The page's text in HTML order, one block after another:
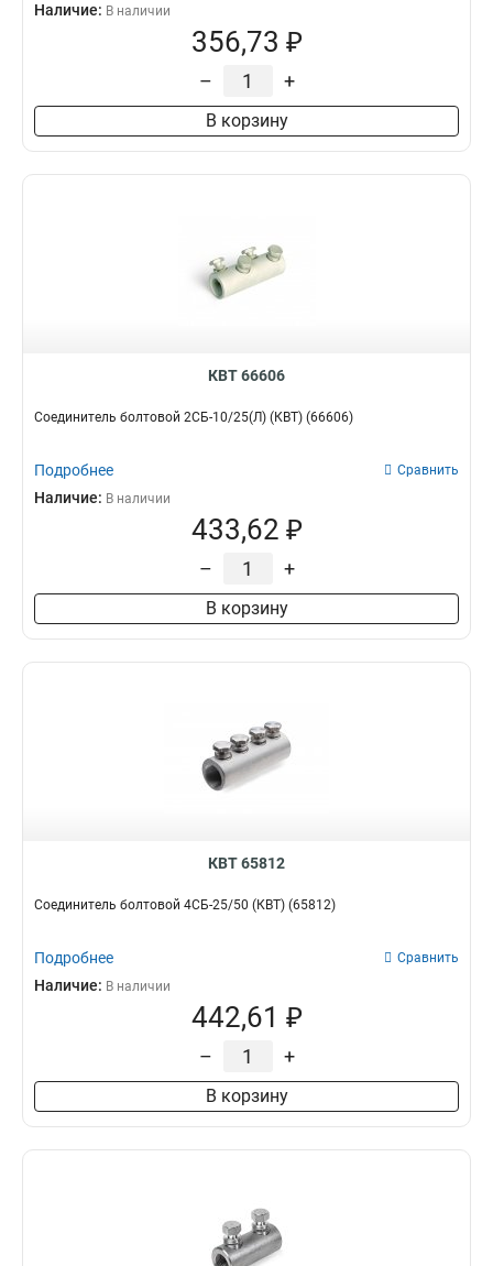
Наличие: В наличии
356,73 ₽
– +
В корзину
КВТ 66606
Соединитель болтовой 2СБ-10/25(Л) (КВТ) (66606)
Подробнее Сравнить
Наличие: В наличии
433,62 ₽
– +
В корзину
КВТ 65812
Соединитель болтовой 4СБ-25/50 (КВТ) (65812)
Подробнее Сравнить
Наличие: В наличии
442,61 ₽
– +
В корзину